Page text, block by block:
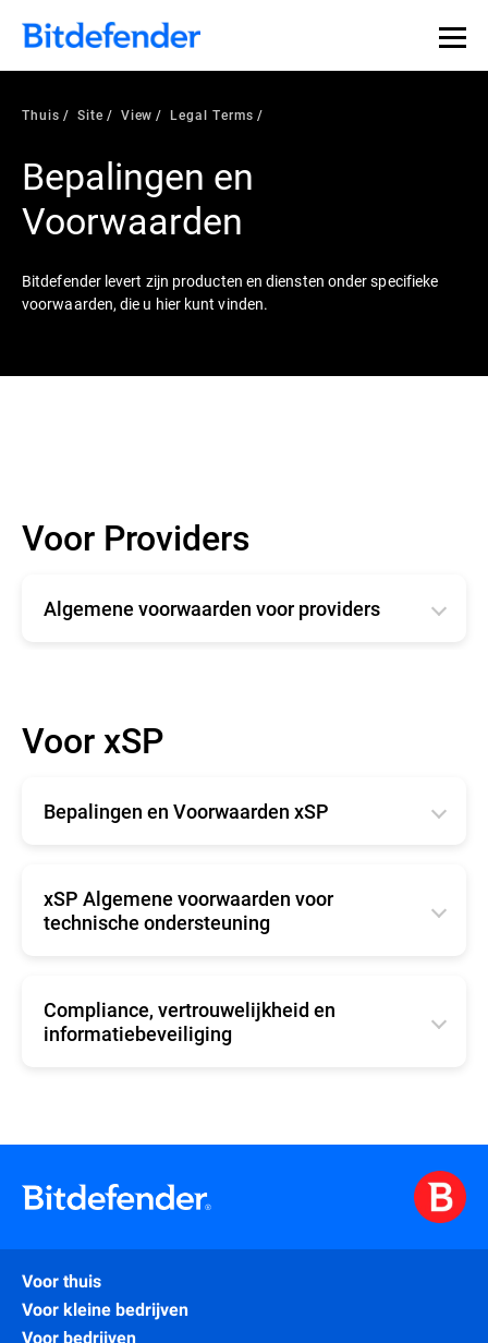
Thuis Site View Legal Terms
Bepalingen en
Voorwaarden
Bitdefender levert zijn producten en diensten onder specifieke
voorwaarden, die u hier kunt vinden.
Voor Providers
Algemene voorwaarden voor providers
Deutsche
Français
Voor xSP
Bepalingen en Voorwaarden xSP
xSP Algemene voorwaarden voor
technische ondersteuning
Compliance, vertrouwelijkheid en
informatiebeveiliging
Voor thuis
Voor kleine bedrijven
Voor bedrijven